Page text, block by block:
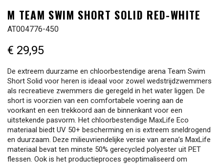
M TEAM SWIM SHORT SOLID RED-WHITE
AT004776-450
€ 29,95
De extreem duurzame en chloorbestendige arena Team Swim
Short Solid voor heren is ideaal voor zowel wedstrijdzwemmers
als recreatieve zwemmers die geregeld in het water liggen. De
short is voorzien van een comfortabele voering aan de
voorkant en een trekkoord aan de binnenkant voor een
uitstekende pasvorm. Het chloorbestendige MaxLife Eco
materiaal biedt UV 50+ bescherming en is extreem sneldrogend
en duurzaam. Deze milieuvriendelijke versie van arena’s MaxLife
materiaal bevat ten minste 50% gerecycled polyester uit PET
flessen. Ook is het productieproces geoptimaliseerd om